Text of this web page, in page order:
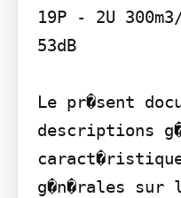
19P - 2U
53dB
Le pr�sent
descriptions
g�n�rales sur